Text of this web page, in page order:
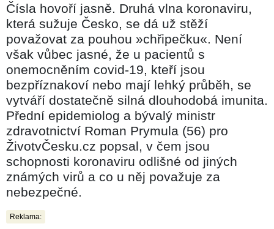
Čísla hovoří jasně. Druhá vlna koronaviru,
která sužuje Česko, se dá už stěží
považovat za pouhou »chřipečku«. Není
však vůbec jasné, že u pacientů s
onemocněním covid-19, kteří jsou
bezpříznakoví nebo mají lehký průběh, se
vytváří dostatečně silná dlouhodobá imunita.
Přední epidemiolog a bývalý ministr
zdravotnictví Roman Prymula (56) pro
ŽivotvČesku.cz popsal, v čem jsou
schopnosti koronaviru odlišné od jiných
známých virů a co u něj považuje za
nebezpečné.
Reklama: